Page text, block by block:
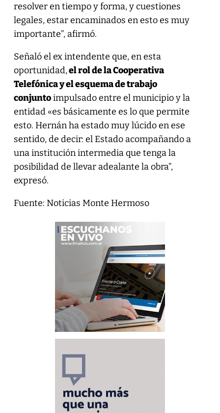
resolver en tiempo y forma, y cuestiones
legales, estar encaminados en esto es muy
importante”, afirmó.
Señaló el ex intendente que, en esta
oportunidad,el rol de la Cooperativa
Telefónica y el esquema de trabajo
conjuntoimpulsado entre el municipio y la
entidad «es básicamente es lo que permite
esto. Hernán ha estado muy lúcido en ese
sentido, de decir: el Estado acompañando a
una institución intermedia que tenga la
posibilidad de llevar adealante la obra”,
expresó.
Fuente: Noticias Monte Hermoso